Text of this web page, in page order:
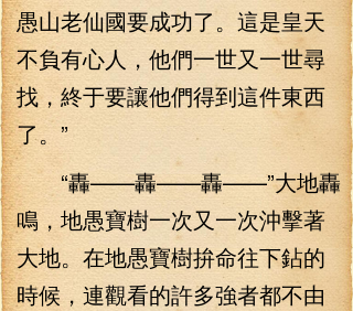
愚山老仙國要成功了。這是皇天
不負有心人，他們一世又一世尋
找，終于要讓他們得到這件東西
了。”
“轟——轟——轟——”大地轟
鳴，地愚寶樹一次又一次沖擊著
大地。在地愚寶樹拚命往下鉆的
時候，連觀看的許多強者都不由